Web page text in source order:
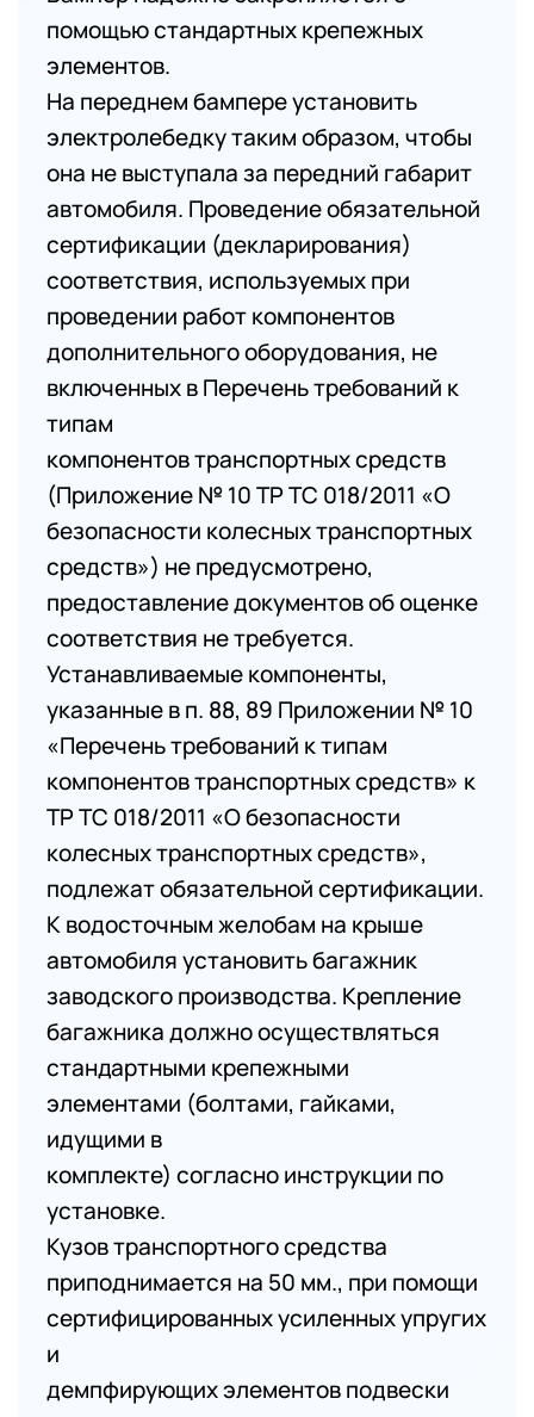
помощью стандартных крепежных
элементов.
На переднем бампере установить
электролебедку таким образом, чтобы
она не выступала за передний габарит
автомобиля. Проведение обязательной
сертификации (декларирования)
соответствия, используемых при
проведении работ компонентов
дополнительного оборудования, не
включенных в Перечень требований к
типам
компонентов транспортных средств
(Приложение № 10 ТР ТС 018/2011 «О
безопасности колесных транспортных
средств») не предусмотрено,
предоставление документов об оценке
соответствия не требуется.
Устанавливаемые компоненты,
указанные в п. 88, 89 Приложении № 10
«Перечень требований к типам
компонентов транспортных средств» к
ТР ТС 018/2011 «О безопасности
колесных транспортных средств»,
подлежат обязательной сертификации.
К водосточным желобам на крыше
автомобиля установить багажник
заводского производства. Крепление
багажника должно осуществляться
стандартными крепежными
элементами (болтами, гайками,
идущими в
комплекте) согласно инструкции по
установке.
Кузов транспортного средства
приподнимается на 50 мм., при помощи
сертифицированных усиленных упругих
и
демпфирующих элементов подвески